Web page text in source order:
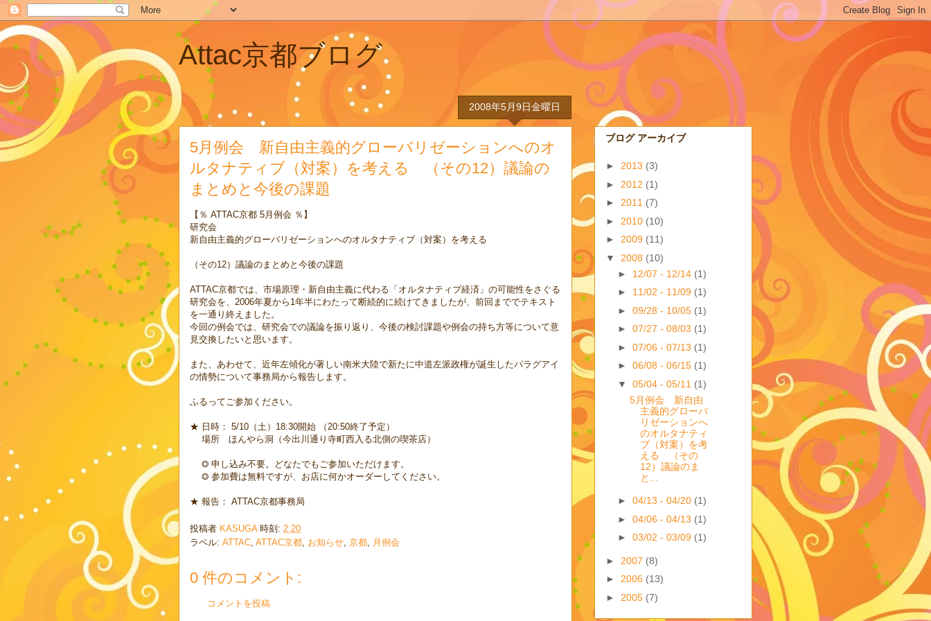
Attac京都ブログ
2008年5月9日金曜日
5月例会 新自由主義的グローバリゼーションへのオ
ルタナティブ（対案）を考える （その12）議論の
まとめと今後の課題
【％ ATTAC京都 5月例会 ％】
研究会
新自由主義的グローバリゼーションへのオルタナティブ（対案）を考える
（その12）議論のまとめと今後の課題
ATTAC京都では、市場原理・新自由主義に代わる「オルタナティブ経済」の可能性をさぐる
研究会を、2006年夏から1年半にわたって断続的に続けてきましたが、前回まででテキスト
を一通り終えました。
今回の例会では、研究会での議論を振り返り、今後の検討課題や例会の持ち方等について意
見交換したいと思います。
また、あわせて、近年左傾化が著しい南米大陸で新たに中道左派政権が誕生したパラグアイ
の情勢について事務局から報告します。
ふるってご参加ください。
★ 日時： 5/10（土）18:30開始 （20:50終了予定）
場所 ほんやら洞（今出川通り寺町西入る北側の喫茶店）
◎ 申し込み不要。どなたでもご参加いただけます。
◎ 参加費は無料ですが、お店に何かオーダーしてください。
★ 報告： ATTAC京都事務局
投稿者 KASUGA 時刻: 2:20
ラベル: ATTAC ATTAC京都 お知らせ 京都 月例会
0 件のコメント:
コメントを投稿
ブログ アーカイブ
► 2013 (3)
► 2012 (1)
► 2011 (7)
► 2010 (10)
► 2009 (11)
▼ 2008 (10)
► 12/07 - 12/14 (1)
► 11/02 - 11/09 (1)
► 09/28 - 10/05 (1)
► 07/27 - 08/03 (1)
► 07/06 - 07/13 (1)
► 06/08 - 06/15 (1)
▼ 05/04 - 05/11 (1)
5月例会 新自由
主義的グローバ
リゼーションへ
のオルタナティ
ブ（対案）を考
える （その
12）議論のま
と...
► 04/13 - 04/20 (1)
► 04/06 - 04/13 (1)
► 03/02 - 03/09 (1)
► 2007 (8)
► 2006 (13)
► 2005 (7)